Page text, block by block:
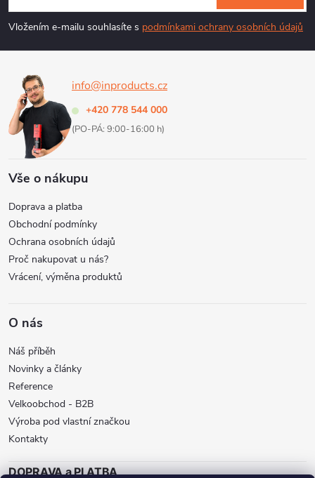
pVložením e-mailu souhlasíte s podmínkami ochrany osobních údajů
info@inproducts.cz
+420 778 544 000
(PO-PÁ: 9:00-16:00 h)
Vše o nákupu
Doprava a platba
Obchodní podmínky
Ochrana osobních údajů
Proč nakupovat u nás?
Vrácení, výměna produktů
O nás
Náš příběh
Novinky a články
Reference
Velkoobchod - B2B
Výroba pod vlastní značkou
Kontakty
DOPRAVA a PLATBA